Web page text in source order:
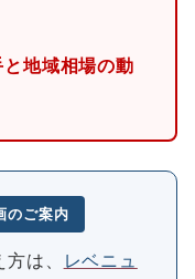
地域相場の動
のご案内
は、
レベニュ